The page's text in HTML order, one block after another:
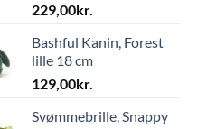
229,00kr.
Bashful Kanin, Forest
lille 18 cm
129,00kr.
Svømmebrille, Snappy